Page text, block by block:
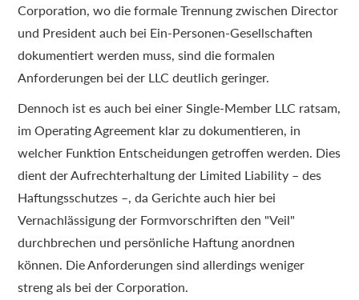
Corporation, wo die formale Trennung zwischen Director
und President auch bei Ein-Personen-Gesellschaften
dokumentiert werden muss, sind die formalen
Anforderungen bei der LLC deutlich geringer.
Dennoch ist es auch bei einer Single-Member LLC ratsam,
im Operating Agreement klar zu dokumentieren, in
welcher Funktion Entscheidungen getroffen werden. Dies
dient der Aufrechterhaltung der Limited Liability – des
Haftungsschutzes –, da Gerichte auch hier bei
Vernachlässigung der Formvorschriften den "Veil"
durchbrechen und persönliche Haftung anordnen
können. Die Anforderungen sind allerdings weniger
streng als bei der Corporation.